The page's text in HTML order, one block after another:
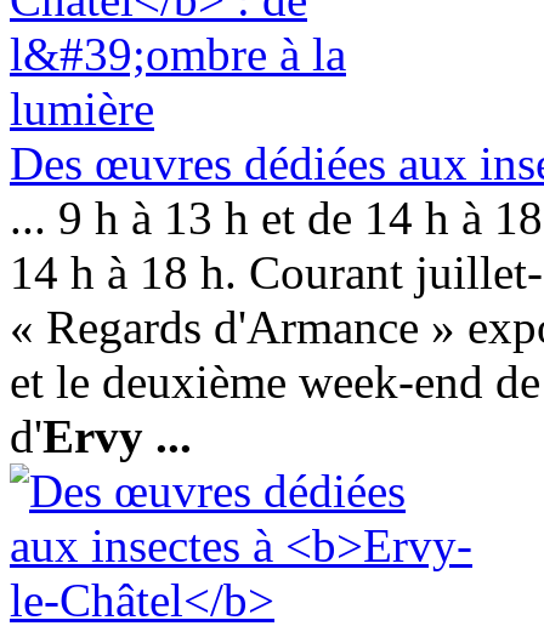
Des œuvres dédiées aux
... 9 h à 13 h et de 14 h à
14 h à 18 h. Courant
« Regards d'Armance »
et le deuxième week-end
d'Ervy ...